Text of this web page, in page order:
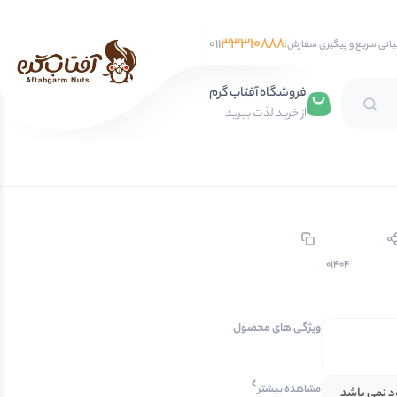
سریع و پیگیری سفارش: 01133310888
تخمه هندوانه
فروشگاه آفتاب گرم
از خرید لذت ببرید
01404
ویژگی های محصول
مشاهده بیشتر